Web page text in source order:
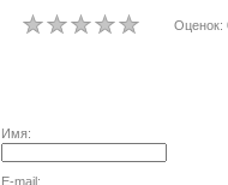
Оценок:
Имя:
E-mail: